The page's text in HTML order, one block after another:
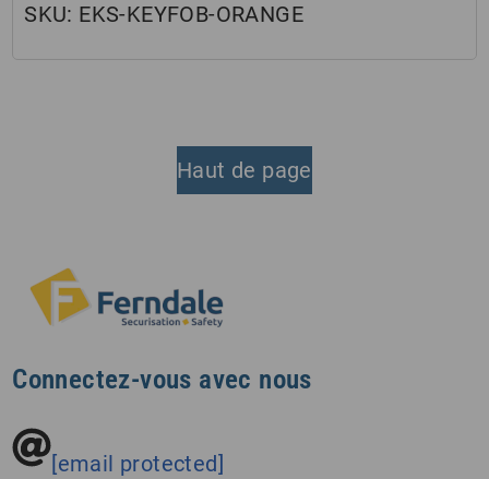
SKU: EKS-KEYFOB-ORANGE
Haut de page
Connectez-vous avec nous
[email protected]